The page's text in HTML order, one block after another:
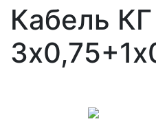
Кабель КГ